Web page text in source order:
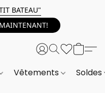
BATEAU"
Vêtements Soldes